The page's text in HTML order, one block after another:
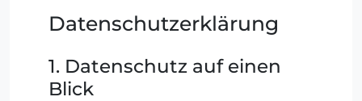
Datenschutzerklärung
1. Datenschutz auf einen
Blick